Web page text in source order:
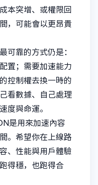
本突增、或權限回
，可能會以更昂貴
可靠的方式仍是：
置；需要加速能力
控制權去換一時的
看數據、自己處理
度與命運。
是用來加速內容
。希望你在上線路
、性能與用戶體驗
得穩，也跑得合